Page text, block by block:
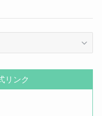
リンク